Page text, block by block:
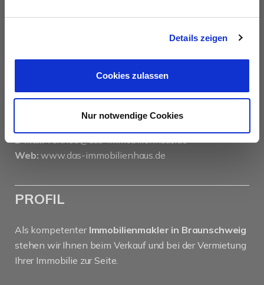
Details zeigen
Cookies zulassen
Nur notwendige Cookies
das immobilienhaus oberenzer & stöcker gmbh &
38100 Braunschweig
Tel.:0531 26 15 60
0531 26 15 619
E-Mail:vertrieb@das-immobilienhaus.de
Web: www.das-immobilienhaus.de
PROFIL
Als kompetenter Immobilienmakler in Braunschweig
stehen wir Ihnen beim Verkauf und bei der Vermietung
Ihrer Immobilie zur Seite.